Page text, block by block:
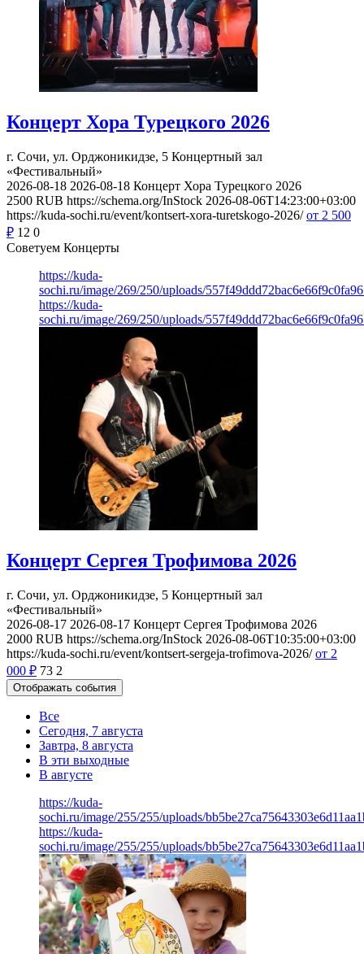
Концерт Хора Турецкого 2026
г. Сочи, ул. Орджоникидзе, 5 Концертный зал
«Фестивальный»
2026-08-18 2026-08-18 Концерт Хора Турецкого 2026
2500 RUB https://schema.org/InStock 2026-08-06T14:23:00+03:00
https://kuda-sochi.ru/event/kontsert-xora-turetskogo-2026/ от 2 500
₽ 12 0
Советуем Концерты
https://kuda-
sochi.ru/image/269/250/uploads/
https://kuda-
sochi.ru/image/269/250/uploads/
Концерт Сергея Трофимова 2026
г. Сочи, ул. Орджоникидзе, 5 Концертный зал
«Фестивальный»
2026-08-17 2026-08-17 Концерт Сергея Трофимова 2026
2000 RUB https://schema.org/InStock 2026-08-06T10:35:00+03:00
https://kuda-sochi.ru/event/kontsert-sergeja-trofimova-2026/ от 2
000 ₽ 73 2
Отображать события
Все
Сегодня, 7 августа
Завтра, 8 августа
В эти выходные
В августе
https://kuda-
sochi.ru/image/255/255/uploads/
https://kuda-
sochi.ru/image/255/255/uploads/